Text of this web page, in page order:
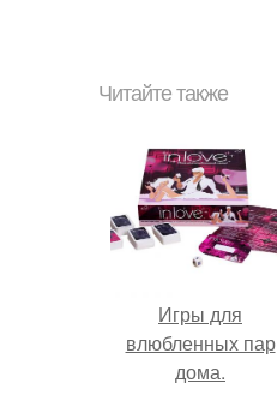
Читайте также
Игры для
влюбленных пар
дома.